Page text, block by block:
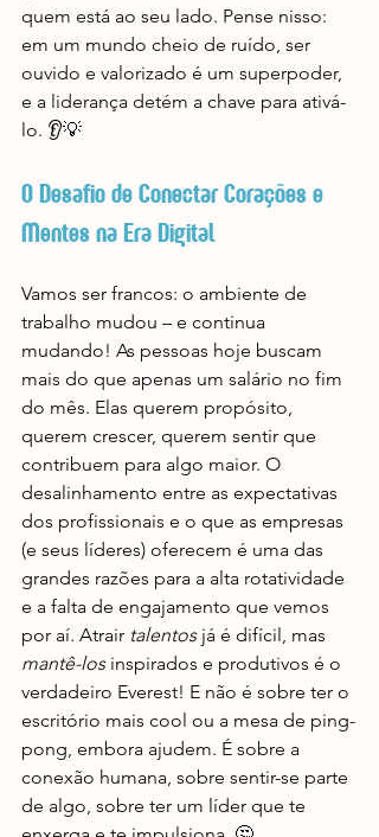
quem está ao seu lado. Pense nisso:
em um mundo cheio de ruído, ser
ouvido e valorizado é um superpoder,
e a liderança detém a chave para ativá-
lo. 👂💡
O Desafio de Conectar Corações e
Mentes na Era Digital
Vamos ser francos: o ambiente de
trabalho mudou – e continua
mudando! As pessoas hoje buscam
mais do que apenas um salário no fim
do mês. Elas querem propósito,
querem crescer, querem sentir que
contribuem para algo maior. O
desalinhamento entre as expectativas
dos profissionais e o que as empresas
(e seus líderes) oferecem é uma das
grandes razões para a alta rotatividade
e a falta de engajamento que vemos
por aí. Atrair talentos já é difícil, mas
mantê-los inspirados e produtivos é o
verdadeiro Everest! E não é sobre ter o
escritório mais cool ou a mesa de ping-
pong, embora ajudem. É sobre a
conexão humana, sobre sentir-se parte
de algo, sobre ter um líder que te